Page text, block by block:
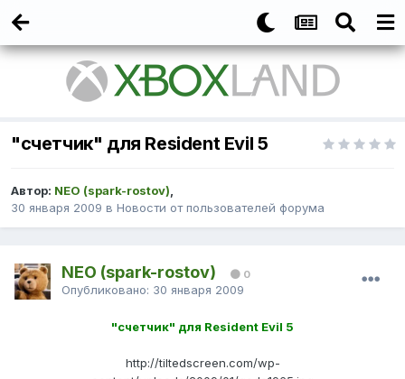
"cчетчик" для Resident Evil 5
Автор: NEO (spark-rostov),
30 января 2009 в Новости от пользователей форума
NEO (spark-rostov) 0
Опубликовано: 30 января 2009
"cчетчик" для Resident Evil 5
http://tiltedscreen.com/wp-